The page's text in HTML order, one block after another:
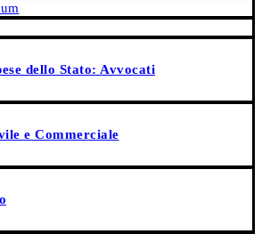
dello Stato: Avvocati
e Commerciale